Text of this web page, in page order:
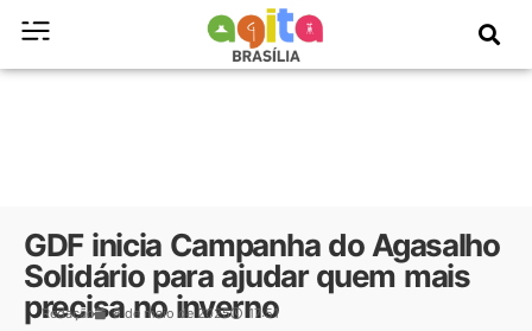
GDF inicia Campanha do Agasalho
Solidário para ajudar quem mais
precisa no inverno
Redação 8 de maio de 2025 17:51